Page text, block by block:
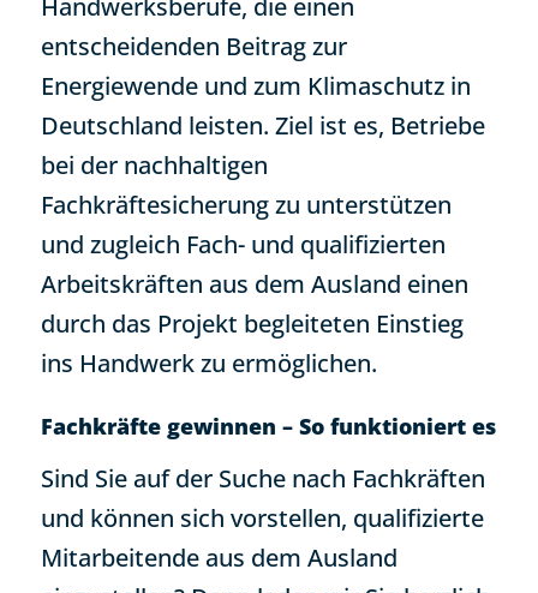
Handwerksberufe, die einen
entscheidenden Beitrag zur
Energiewende und zum Klimaschutz in
Deutschland leisten. Ziel ist es, Betriebe
bei der nachhaltigen
Fachkräftesicherung zu unterstützen
und zugleich Fach- und qualifizierten
Arbeitskräften aus dem Ausland einen
durch das Projekt begleiteten Einstieg
ins Handwerk zu ermöglichen.
Fachkräfte gewinnen – So funktioniert es
Sind Sie auf der Suche nach Fachkräften
und können sich vorstellen, qualifizierte
Mitarbeitende aus dem Ausland